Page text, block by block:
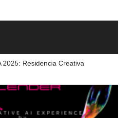
2025: Residencia Creativa